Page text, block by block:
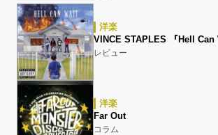
洋楽
VINCE STAPLES 『Hell Can
レビュー
洋楽
Far Out
コラム